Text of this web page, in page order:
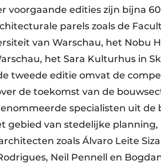
voorgaande edities zijn bijna
parels zoals de
van Warschau, het Nobu
het Sara Kulturhus in
tweede editie omvat de
de toekomst van de
specialisten uit
gebied van stedelijke planning,
zoals Álvaro Leite
Neil Pennell en